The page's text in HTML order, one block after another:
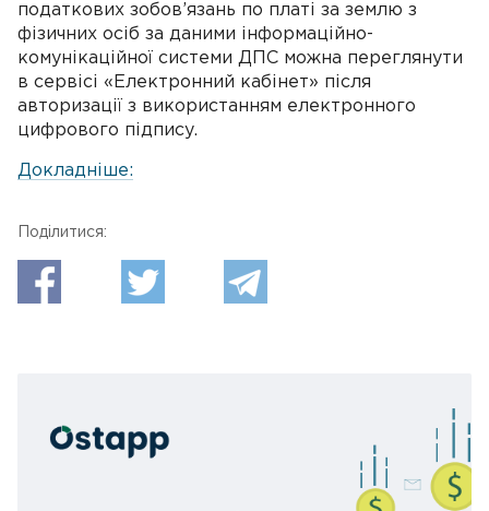
податкових зобов’язань по платі за землю з
фізичних осіб за даними інформаційно-
комунікаційної системи ДПС можна переглянути
в сервісі «Електронний кабінет» після
авторизації з використанням електронного
цифрового підпису.
Докладніше:
Поділитися: